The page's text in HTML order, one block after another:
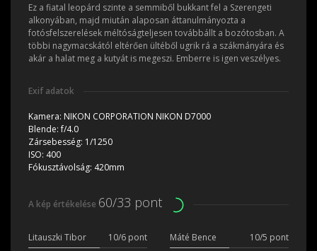
Ez a fiatal leopárd szinte a semmiből bukkant fel a Szerengeti
alkonyában, majd miután alaposan áttanulmányozta a
fotósfelszerelések méltóságteljesen továbbállt a bozótosban. A
többi nagymacskától eltérően ültéből ugrik rá a szákmányára és
akár a halat meg a kutyát is megeszi. Emberre is igen veszélyes.
Exif adatok
Kamera: NIKON CORPORATION NIKON D7000
Blende:f/4.0
Zársebesség: 1/1250
ISO: 400
Fókusztávolság: 420mm
A kép értékelése 60/33 pont
Litauszki Tibor 10/6 pont Máté Bence
10/5 pont